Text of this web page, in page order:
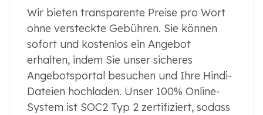
Wir bieten transparente Preise pro Wort
ohne versteckte Gebühren. Sie können
sofort und kostenlos ein Angebot
erhalten, indem Sie unser sicheres
Angebotsportal besuchen und Ihre Hindi-
Dateien hochladen. Unser 100% Online-
System ist SOC2 Typ 2 zertifiziert, sodass